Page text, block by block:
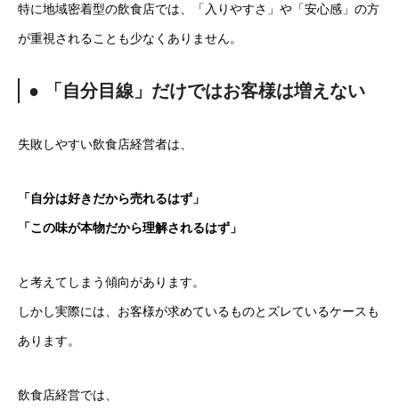
特に地域密着型の飲食店では、「入りやすさ」や「安心感」の方
が重視されることも少なくありません。
● 「自分目線」だけではお客様は増えない
失敗しやすい飲食店経営者は、
「自分は好きだから売れるはず」
「この味が本物だから理解されるはず」
と考えてしまう傾向があります。
しかし実際には、お客様が求めているものとズレているケースも
あります。
飲食店経営では、